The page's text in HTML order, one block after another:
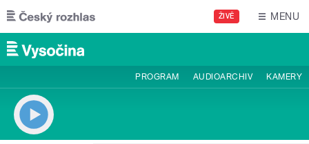
Přejít k hlavnímu obsahu
ŽIVĚ MENU
PROGRAM AUDIOARCHIV KAMERY